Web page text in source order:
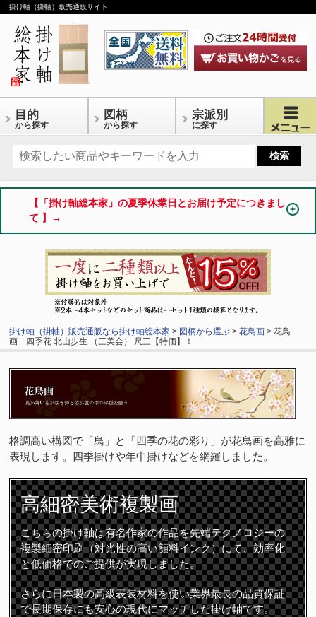
掛け軸（掛軸）販売通販サイト
目的
から探す
図柄
から探す
宗派別
に探す
【「掛け軸総本家」の夏季休業日とお届け予定につきまし
て 】→
掛け軸（掛軸）販売通販なら掛け軸総本家 > 図柄から選ぶ >花鳥画 > 花鳥
画 四季花 北山歩生 （三美会） 尺三【特価】！
格調高い構図で「鳥」と「四季の花の彩り」が花鳥画を高雅に
表現します。四季掛けや年中掛けなどを網羅しました。
高細密美術複製画
こちらの掛け軸は有名作家の作品を先端テクノロジーの
複製細密印刷（対光性の高い顔料インク）にて、効率化
と低価格でのご提供が実現しました。
さらに日本製の高級表装材料を使い業界最長の品質保証
で長期保存にも安心の現代にマッチした掛け軸です。